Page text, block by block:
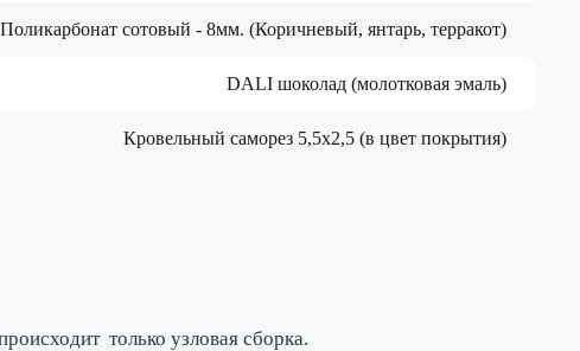
Поликарбонат сотовый - 8мм. (Коричневый, янтарь, терракот)
DALI шоколад (молотковая эмаль)
Кровельный саморез 5,5х2,5 (в цвет покрытия)
только узловая сборка.